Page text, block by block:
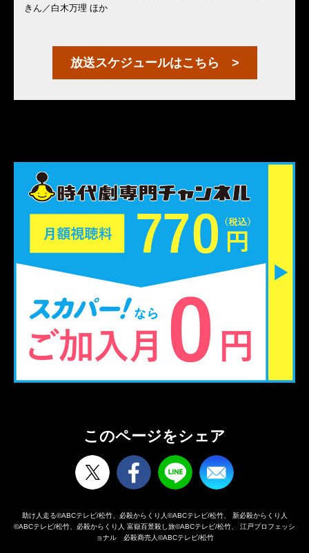
きん／白木万理 ほか
放送スケジュールはこちら >
このページをシェア
助け人走る©ABCテレビ/松竹、必殺からくり人©ABCテレビ/松竹、
新必殺からくり人
©ABCテレビ/松竹、必殺からくり人 富嶽百景殺し旅©ABCテレビ/松竹、
江戸プロフェッシ
ョナル 必殺商売人©ABCテレビ/松竹